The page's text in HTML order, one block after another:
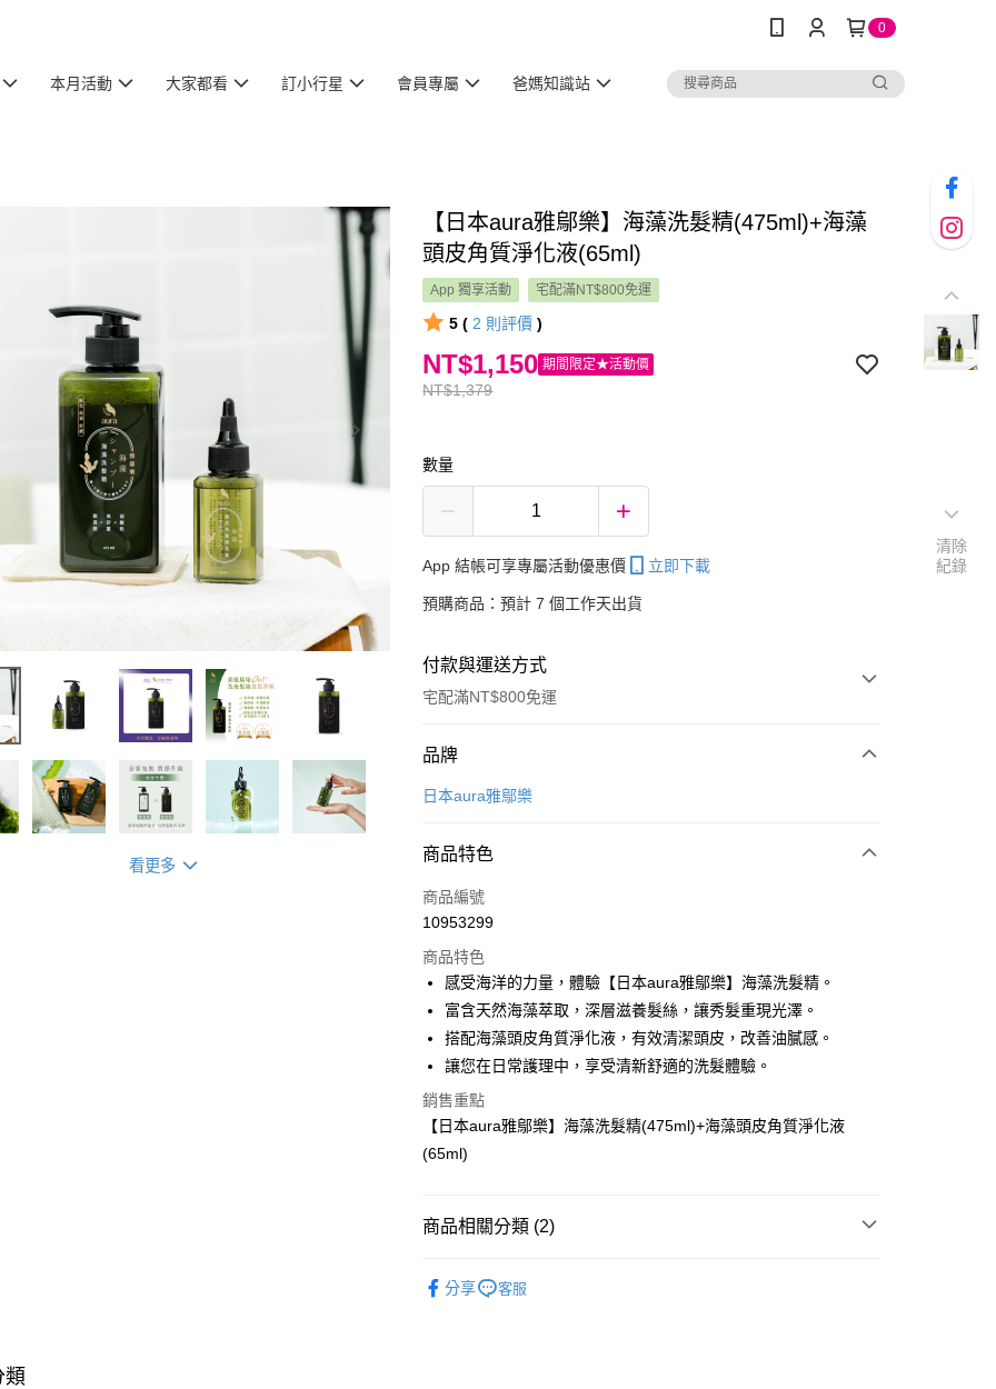
0
本月活動 大家都看 訂小行星 會員專屬 爸媽知識站
看更多
【日本aura雅鄔樂】海藻洗髮精(475ml)+海藻
頭皮角質淨化液(65ml)
App 獨享活動 宅配滿NT$800免運
5 ( 2 則評價 )
NT$1,379
NT$1,150 期間限定★活動價
數量
App 結帳可享專屬活動優惠價 立即下載
預購商品：預計 7 個工作天出貨
付款與運送方式
宅配滿NT$800免運
付款方式
信用卡一次付款
大哥付你分期
【大哥付你分期使用說明】
1.本服務由台灣大哥大提供，台灣大哥大用戶可立即使用無須另外申請。
2.付款方式選擇「大哥付你分期」，訂單成立後會自動跳轉到大哥付的交易
完成交易。
3.實際核准額度、可分期數及費用金額請依後續交易確認頁面所載為準。
消。如遇「轉專審核」未通過狀況，表示未達大哥付你分期系統評分，恕
無法說明評估內容。
【繳款方式說明】
1.分期款項不併入電信帳單，「大哥付你分期」於每月結算日後寄送繳費提
帳／街口支付／iPASS MONEY」等通路繳費。
1.本服務係由「台灣大哥大股份有限公司」（以下簡稱本公司）所提供，讓
AFTEE先享後付
相關說明
【關於「AFTEE先享後付」】
AFTEE先享後付是「在收到商品之後才付款」的支付方式。 讓您購物簡單
便利好安心！
１．簡單：不需註冊會員、不需綁卡、不需儲值。
２．便利：只要手機號碼，簡訊認證，即可結帳。
３．安心：先確認商品／服務後，再付款。
２．訂單成立數日內，您將收到繳費通知簡訊。
※ 請注意：結帳手續完成當下不需立刻繳費，但若您需要取消訂單，請聯
ATM付款
運送方式
國內宅配/郵寄 (不適用離島、海外及郵局i郵箱)
品牌
日本aura雅鄔樂
商品特色
商品編號
10953299
商品特色
感受海洋的力量，體驗【日本aura雅鄔樂】海藻洗髮精。
富含天然海藻萃取，深層滋養髮絲，讓秀髮重現光澤。
搭配海藻頭皮角質淨化液，有效清潔頭皮，改善油膩感。
讓您在日常護理中，享受清新舒適的洗髮體驗。
銷售重點
【日本aura雅鄔樂】海藻洗髮精(475ml)+海藻頭皮角質淨化液
(65ml)
商品相關分類 (2)
分享 客服
類
清除
紀錄